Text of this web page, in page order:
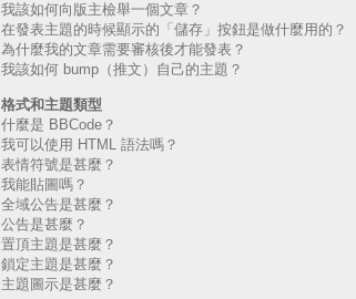
我該如何向版主檢舉一個文章？
在發表主題的時候顯示的「儲存」按鈕是做什麼用的？
為什麼我的文章需要審核後才能發表？
我該如何 bump（推文）自己的主題？
格式和主題類型
什麼是 BBCode？
我可以使用 HTML 語法嗎？
表情符號是甚麼？
我能貼圖嗎？
全域公告是甚麼？
公告是甚麼？
置頂主題是甚麼？
鎖定主題是甚麼？
主題圖示是甚麼？